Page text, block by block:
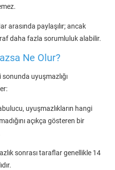
arasında paylaşılır; ancak
daha fazla sorumluluk alabilir.
Ne Olur?
uyuşmazlığı
uyuşmazlıkların hangi
açıkça gösteren bir
sonrası taraflar genellikle 14